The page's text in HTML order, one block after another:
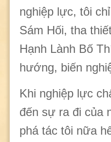
nghiệp lực, tôi
Sám Hối, tha
Hạnh Lành Bố
hướng, biến
Khi nghiệp lực
đến sự ra đi của
phá tác tôi nữa